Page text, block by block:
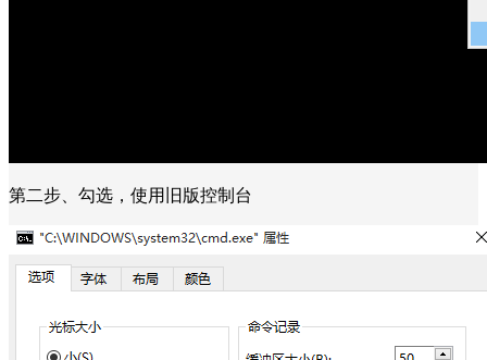
第二步、勾选，使用旧版控制台